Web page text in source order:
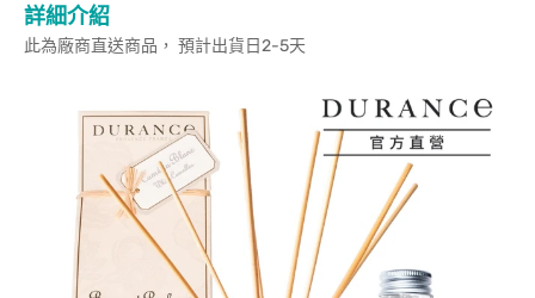
詳細介紹
此為廠商直送商品， 預計出貨日2-5天